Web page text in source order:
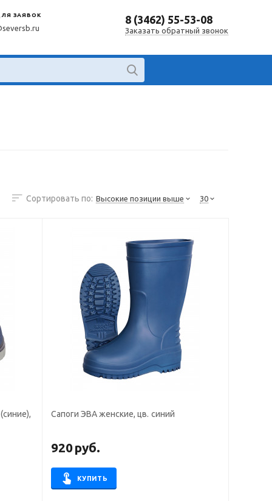
ЗАЯВОК 8 (3462) 55-53-08
Заказать обратный звонок
Сортировать по: Высокие позиции выше 30
Сапоги ЭВА женские, цв. синий
920руб.
КУПИТЬ